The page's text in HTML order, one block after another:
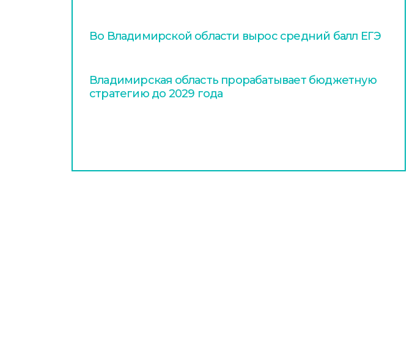
Во Владимирской области вырос средний балл ЕГЭ
Владимирская область прорабатывает бюджетную
стратегию до 2029 года